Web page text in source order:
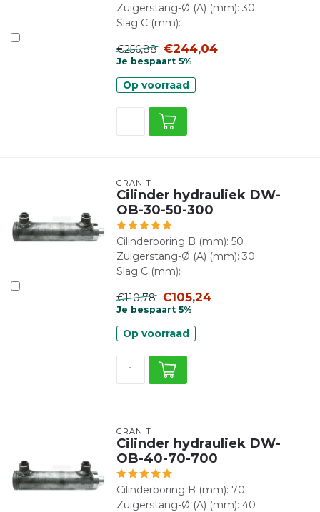
Zuigerstang-Ø (A) (mm): 30
Slag C (mm):
€256,88 €244,04
Je bespaart 5%
Op voorraad
GRANIT
Cilinder hydrauliek DW-
OB-30-50-300
Cilinderboring B (mm): 50
Zuigerstang-Ø (A) (mm): 30
Slag C (mm):
€110,78 €105,24
Je bespaart 5%
Op voorraad
GRANIT
Cilinder hydrauliek DW-
OB-40-70-700
Cilinderboring B (mm): 70
Zuigerstang-Ø (A) (mm): 40